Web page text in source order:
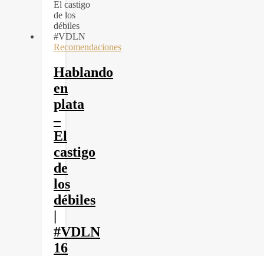
Recomendaciones
Hablando
en
plata
–
El
castigo
de
los
débiles
|
#VDLN
16